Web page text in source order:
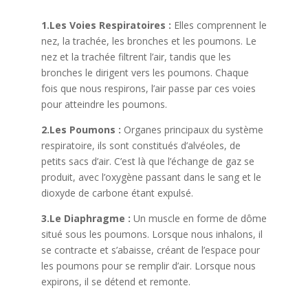
y
V
i
d
e
o
1.Les Voies Respiratoires : Elles comprennent le
nez, la trachée, les bronches et les poumons. Le
nez et la trachée filtrent l’air, tandis que les
bronches le dirigent vers les poumons. Chaque
fois que nous respirons, l’air passe par ces voies
pour atteindre les poumons.
2.Les Poumons : Organes principaux du système
respiratoire, ils sont constitués d’alvéoles, de
petits sacs d’air. C’est là que l’échange de gaz se
produit, avec l’oxygène passant dans le sang et le
dioxyde de carbone étant expulsé.
3.Le Diaphragme : Un muscle en forme de dôme
situé sous les poumons. Lorsque nous inhalons, il
se contracte et s’abaisse, créant de l’espace pour
les poumons pour se remplir d’air. Lorsque nous
expirons, il se détend et remonte.